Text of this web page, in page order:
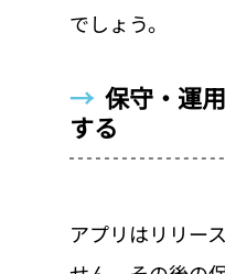
でしょう。
→ 保守・運
する
アプリはリリー